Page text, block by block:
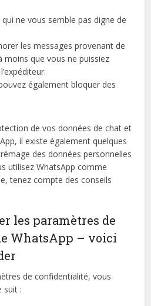
ne vous semble pas digne de
les messages provenant de
moins que vous ne puissiez
également bloquer des
de vos données de chat et
il existe également quelques
des données personnelles
utilisez WhatsApp comme
tenez compte des conseils
les paramètres de
WhatsApp – voici
de confidentialité, vous
suit :